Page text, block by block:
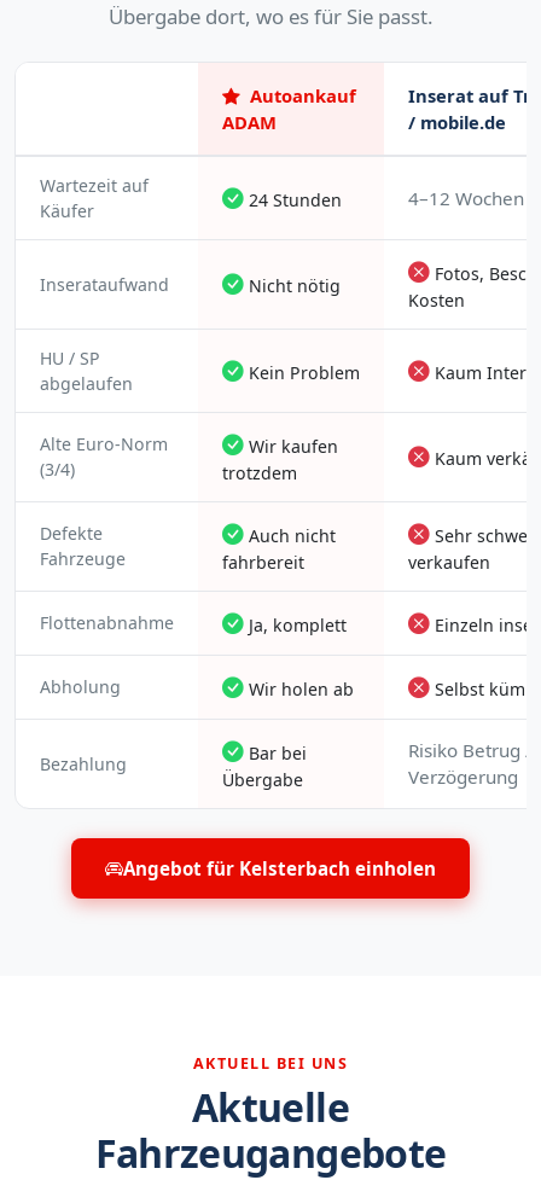
Übergabe dort, wo es für Sie passt.
Autoankauf
ADAM
Inserat auf
/ mobile.de
Wartezeit auf
Käufer
24 Stunden 4–12 Wochen
Inserataufwand Nicht nötig
Fotos,
Kosten
HU / SP
abgelaufen
Kein Problem Kaum
Alte Euro-Norm
(3/4)
Wir kaufen
trotzdem
Kaum
Defekte
Fahrzeuge
Auch nicht
fahrbereit
Sehr schwer
verkaufen
Flottenabnahme Ja, komplett Einzeln
Abholung Wir holen ab Selbst
Bezahlung
Bar bei
Übergabe
Risiko Betrug /
Verzögerung
Angebot für Kelsterbach einholen
AKTUELL BEI UNS
Aktuelle
Fahrzeugangebote